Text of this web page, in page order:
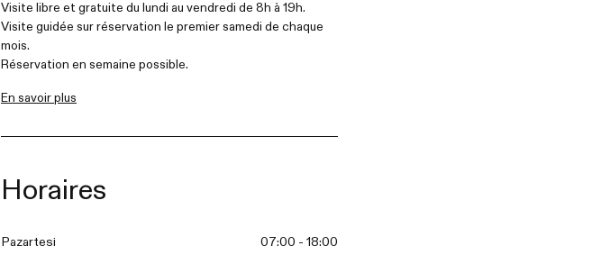
Visite libre et gratuite du lundi au vendredi de 8h à 19h.
Visite guidée sur réservation le premier samedi de chaque
mois.
Réservation en semaine possible.
En savoir plus
Horaires
Pazartesi 07:00 - 18:00